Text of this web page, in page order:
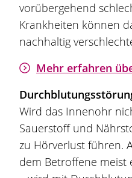
vorübergehend
Krankheiten können
nachhaltig
Mehr erfahren
Wird das Innenohr
Sauerstoff und
zu Hörverlust führen.
dem Betroffene meist